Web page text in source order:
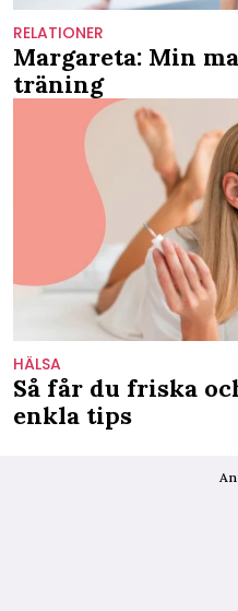
RELATIONER
Margareta: Min
träning
HÄLSA
Så får du friska
enkla tips